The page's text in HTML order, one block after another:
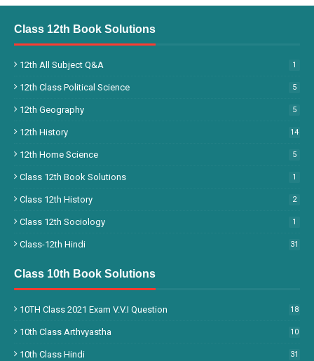
Class 12th Book Solutions
12th All Subject Q&A 1
12th Class Political Science 5
12th Geography 5
12th History 14
12th Home Science 5
Class 12th Book Solutions 1
Class 12th History 2
Class 12th Sociology 1
Class-12th Hindi 31
Class 10th Book Solutions
10TH Class 2021 Exam V.V.I Question 18
10th Class Arthvyastha 10
10th Class Hindi 31